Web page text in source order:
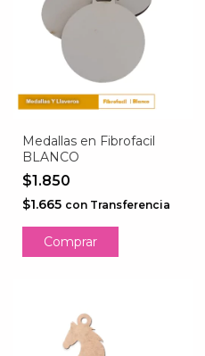
Medallas en Fibrofacil
BLANCO
$1.850
$1.665 con Transferencia
Comprar